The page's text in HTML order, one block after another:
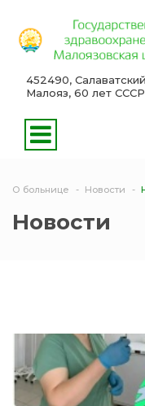
452490,
Малояз, 60 лет
О больнице Новости
Новости